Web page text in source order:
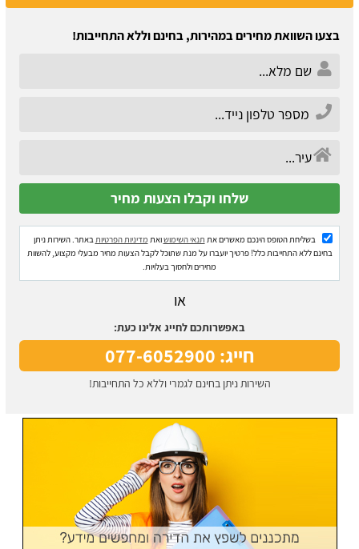
בצעו השוואת מחירים במהירות, בחינם וללא התחייבות!
בשליחת הטופס הינכם מאשרים את תנאי השימושואת מדיניות הפרטיות באתר. השירות ניתן
בחינם ללא התחייבות כלל! פרטיך יועברו על מנת שתוכל לקבל הצעות מחיר מבעלי מקצוע, להשוות
מחירים ולחסוך בעלויות.
או
באפשרותכם לחייג אלינו כעת:
חייג: 077-6052900
השירות ניתן בחינם לגמרי וללא כל התחייבות!